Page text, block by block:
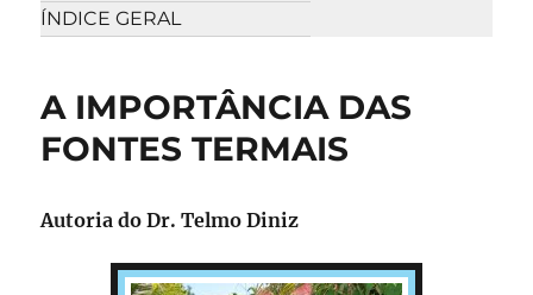
ÍNDICE GERAL
A IMPORTÂNCIA DAS
FONTES TERMAIS
Autoria do Dr. Telmo Diniz